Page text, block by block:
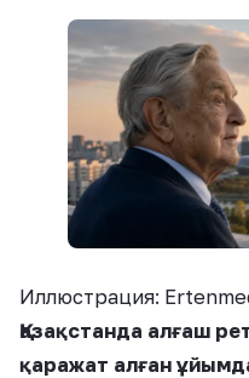
Иллюстрация:
Қазақстанда алғаш
қаражат алған